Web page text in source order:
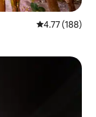
Calificación
4.77 (188)